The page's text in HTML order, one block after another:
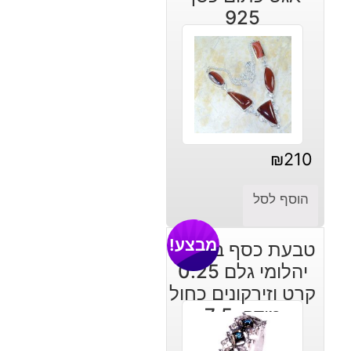
925
₪210
הוסף לסל
טבעת כסף בשיבוץ
יהלומי גלם 0.25
קרט וזירקונים כחול
מידה: 7.5
מבצע!